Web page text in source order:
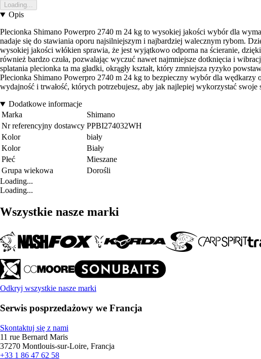
Loading...
Opis
Plecionka Shimano Powerpro 2740 m 24 kg to wysokiej jakości wybór dla
nadaje się do stawiania oporu najsilniejszym i najbardziej walecznym rybom.
wysokiej jakości włókien sprawia, że jest wyjątkowo odporna na ścieranie,
również bardzo czuła, pozwalając wyczuć nawet najmniejsze dotknięcia i
splatania plecionka ta ma gładki, okrągły kształt, który zmniejsza ryzyko
Plecionka Shimano Powerpro 2740 m 24 kg to bezpieczny wybór dla
wydajność i trwałość, których potrzebujesz, aby jak najlepiej wykorzystać
Dodatkowe informacje
Marka
Shimano
Nr referencyjny dostawcy PPBI274032WH
Kolor
biały
Kolor
Biały
Płeć
Mieszane
Grupa wiekowa
Dorośli
Loading...
Loading...
Wszystkie nasze marki
Odkryj wszystkie nasze marki
Serwis posprzedażowy we Francja
Skontaktuj się z nami
11 rue Bernard Maris
37270 Montlouis-sur-Loire, Francja
+33 1 86 47 62 58